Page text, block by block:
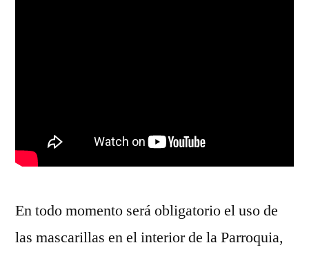
En todo momento será obligatorio el uso de
las mascarillas en el interior de la Parroquia,